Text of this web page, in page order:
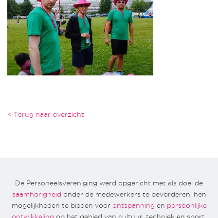
< Terug naar overzicht
De Personeelsvereniging werd opgericht met als doel de
saamhorigheid onder de medewerkers te bevorderen, hen
mogelijkheden te bieden voor ontspanning en persoonlijke
ontwikkeling op het gebied van cultuur, techniek en sport.